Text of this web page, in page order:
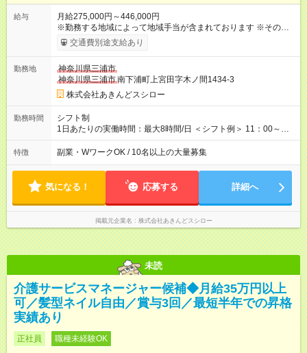
給与
月給275,000円～446,000円
※勤務する地域によって地域手当が含まれております ※その他ブ
ロック外勤務手当を支給。1分単位での残業代（100％支給）や
年3回の賞与、諸手当も別途支給します。 ＜月給例＞ 【例1】転
合：月給28万円＋残業代・諸手当 ※地域手当2万円が含まれま
す。 【例2】転居可能の「ブロック限定勤務制度」の場合 ブロ
ック外東京23区内勤務の場合：月給29万5000円＋残業代・諸手
当 ※地域手当2万円やブロック外勤務手当1万5000円が含まれま
す。 ＜水準以上の収入を得られる環境！＞ 全社員の平均年収は
603万円（平均月給38万9000円／2025年度実績）で、店長の平
らに自己負担額2万円の寮や各種手当があるため「前職より貯金
できている」と話す社員が多くいます！ 【試用期間】試用期間
あり 試用期間の長さ：3ヶ月 雇用形態、給与は本採用時と同じ
です。
交通費別途支給あり
勤務地
神奈川県三浦市
神奈川県三浦市南下浦町上宮田字木ノ間1434-3
株式会社あきんどスシロー
勤務時間
シフト制
1日あたりの実働時間：最大8時間/日 ＜シフト例＞ 11：00～
20：00、12：00～21：00、15：00～24：00 ※1ヶ月単位の変
形労働時間制（週平均実働40時間） ◎残業は月30h程度。1店舗
出勤前にジムに通う社員も多くいま す。繁忙期以外は1日通して
働くことがほぼありません！
特徴 副業・WワークOK / 10名以上の大量募集
気になる！ 応募する 詳細へ
掲載元企業名 株式会社あきんどスシロー
未読
介護サービスマネージャー候補◆月給35万円以上
可／髪型ネイル自由／賞与3回／最短半年での昇格
実績あり
正社員 職種未経験OK